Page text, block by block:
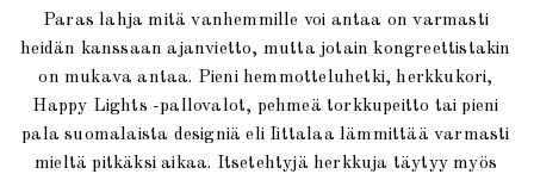
Paras lahja mitä vanhemmille voi antaa on varmasti
heidän kanssaan ajanvietto, mutta jotain kongreettistakin
on mukava antaa. Pieni hemmotteluhetki, herkkukori,
Happy Lights -pallovalot, pehmeä torkkupeitto tai pieni
pala suomalaista designiä eli Iittalaa lämmittää varmasti
mieltä pitkäksi aikaa. Itsetehtyjä herkkuja täytyy myös